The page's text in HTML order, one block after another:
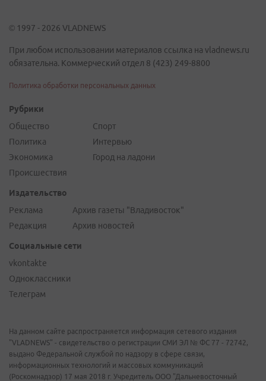
© 1997 - 2026 VLADNEWS
При любом использовании материалов ссылка на vladnews.ru
обязательна. Коммерческий отдел 8 (423) 249-8800
Политика обработки персональных данных
Рубрики
Общество
Политика
Экономика
Происшествия
Спорт
Интервью
Город на ладони
Издательство
Реклама
Редакция
Архив газеты "Владивосток"
Архив новостей
Социальные сети
vkontakte
Одноклассники
Телеграм
На данном сайте распространяется информация сетевого издания
"VLADNEWS" - свидетельство о регистрации СМИ ЭЛ № ФС 77 - 72742,
выдано Федеральной службой по надзору в сфере связи,
информационных технологий и массовых коммуникаций
(Роскомнадзор) 17 мая 2018 г. Учредитель ООО "Дальневосточный